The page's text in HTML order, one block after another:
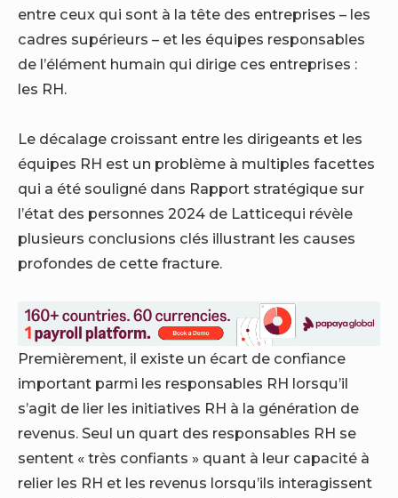
entre ceux qui sont à la tête des entreprises – les
cadres supérieurs – et les équipes responsables
de l’élément humain qui dirige ces entreprises :
les RH.
Le décalage croissant entre les dirigeants et les
équipes RH est un problème à multiples facettes
qui a été souligné dans Rapport stratégique sur
l’état des personnes 2024 de Latticequi révèle
plusieurs conclusions clés illustrant les causes
profondes de cette fracture.
Premièrement, il existe un écart de confiance
important parmi les responsables RH lorsqu’il
s’agit de lier les initiatives RH à la génération de
revenus. Seul un quart des responsables RH se
sentent « très confiants » quant à leur capacité à
relier les RH et les revenus lorsqu’ils interagissent